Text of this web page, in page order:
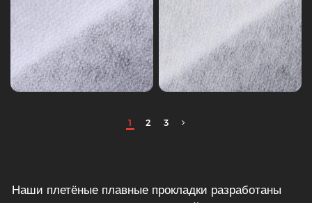
1 2 3
Наши плетёные плавные прокладки разработаны